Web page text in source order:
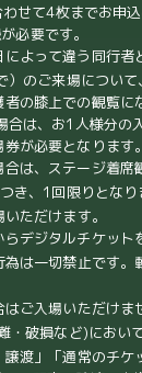
せて4枚までお申込
必要です。
よって違う同行者
）のご来場につい
の膝上での観覧に
は、お1人様分の
が必要となります。
は、ステージ着
き、1回限りとなり
ただけます。
デジタルチケット
は一切禁止です
ご入場いただけま
破損など)におい
渡」「通常のチケ